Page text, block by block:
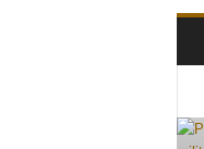
h
y
o